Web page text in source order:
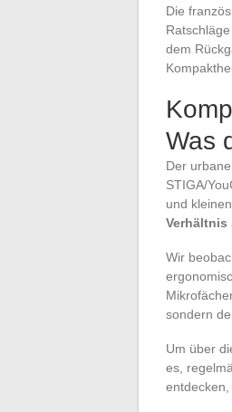
Die
dem
Was
Der
STIGA/
und
Verhältnis
Wir
sondern
Um über
es,
entdecken,